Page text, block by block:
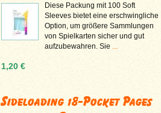
Diese Packung mit 100 Soft
Sleeves bietet eine erschwingliche
Option, um größere Sammlungen
von Spielkarten sicher und gut
aufzubewahren. Sie ...
1,20 €
Sideloading 18-Pocket Pages